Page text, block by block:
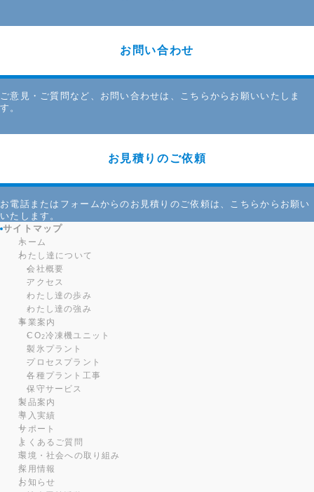
お問い合わせ
ご意見・ご質問など、お問い合わせは、こちらからお願いいたしま
す。
お見積りのご依頼
お電話またはフォームからのお見積りのご依頼は、こちらからお願い
いたします。
サイトマップ
ホーム
わたし達について
会社概要
アクセス
わたし達の歩み
わたし達の強み
事業案内
CO2冷凍機ユニット
製氷プラント
プロセスプラント
各種プラント工事
保守サービス
製品案内
導入実績
サポート
よくあるご質問
環境・社会への取り組み
採用情報
お知らせ